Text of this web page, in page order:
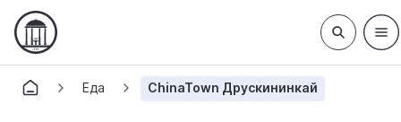
Еда ChinaTown Друскининкай